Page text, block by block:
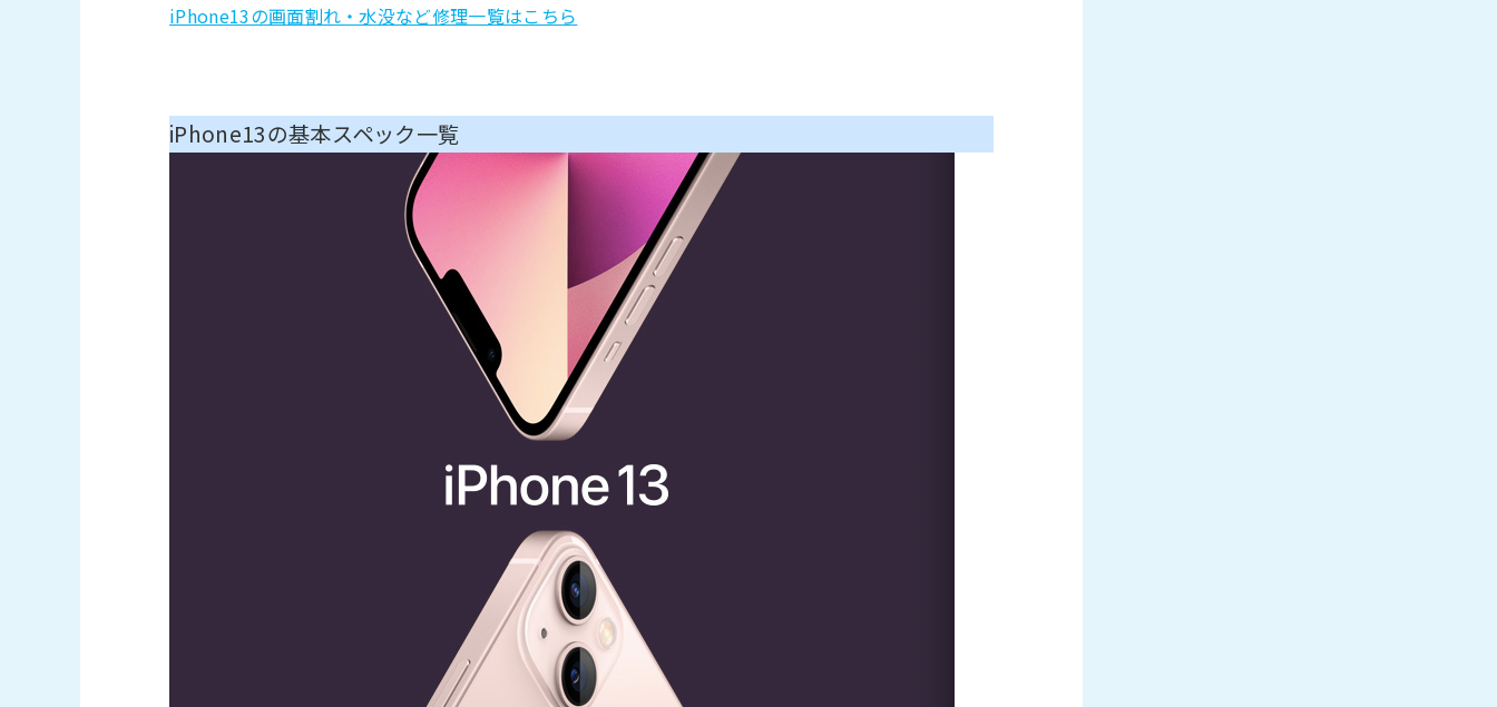
iPhone13の画面割れ・水没など修理一覧はこちら
iPhone13の基本スペック一覧